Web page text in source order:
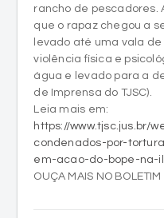
rancho de pescadores.
que o rapaz chegou a
levado até uma vala
violência física e
água e levado para a
de Imprensa do TJSC).
Leia mais em:
https://www.tjsc.jus.br/
condenados-por-
em-acao-do-bope-na-
OUÇA MAIS NO